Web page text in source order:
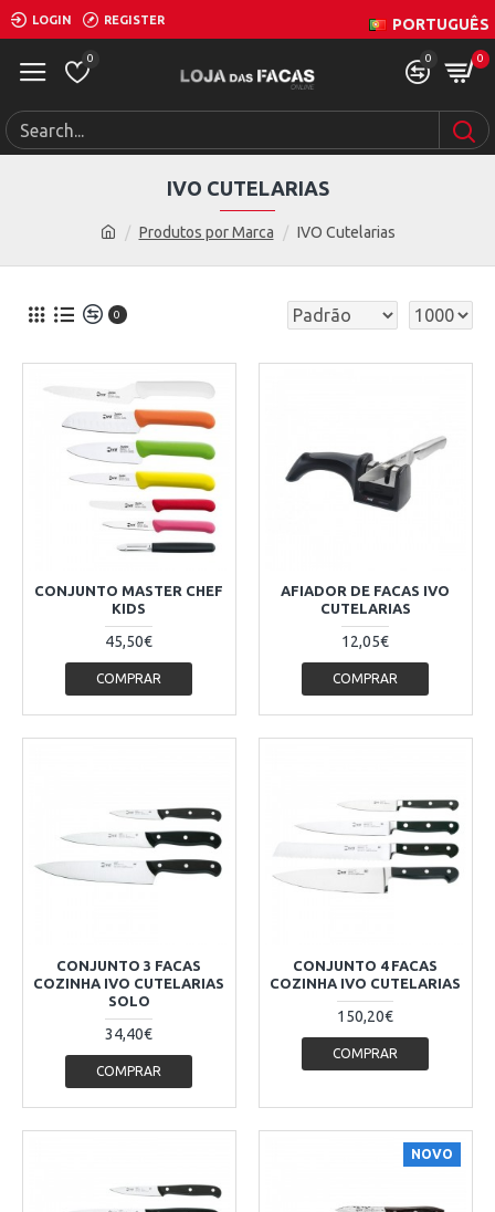
LOGIN REGISTER PORTUGUÊS
0 0 0
Produtos por Marca IVO Cutelarias
IVO CUTELARIAS
0
CONJUNTO MASTER CHEF
KIDS
45,50€
COMPRAR
AFIADOR DE FACAS IVO
CUTELARIAS
12,05€
COMPRAR
CONJUNTO 3 FACAS
COZINHA IVO CUTELARIAS
SOLO
34,40€
COMPRAR
CONJUNTO 4 FACAS
COZINHA IVO CUTELARIAS
150,20€
COMPRAR
NOVO